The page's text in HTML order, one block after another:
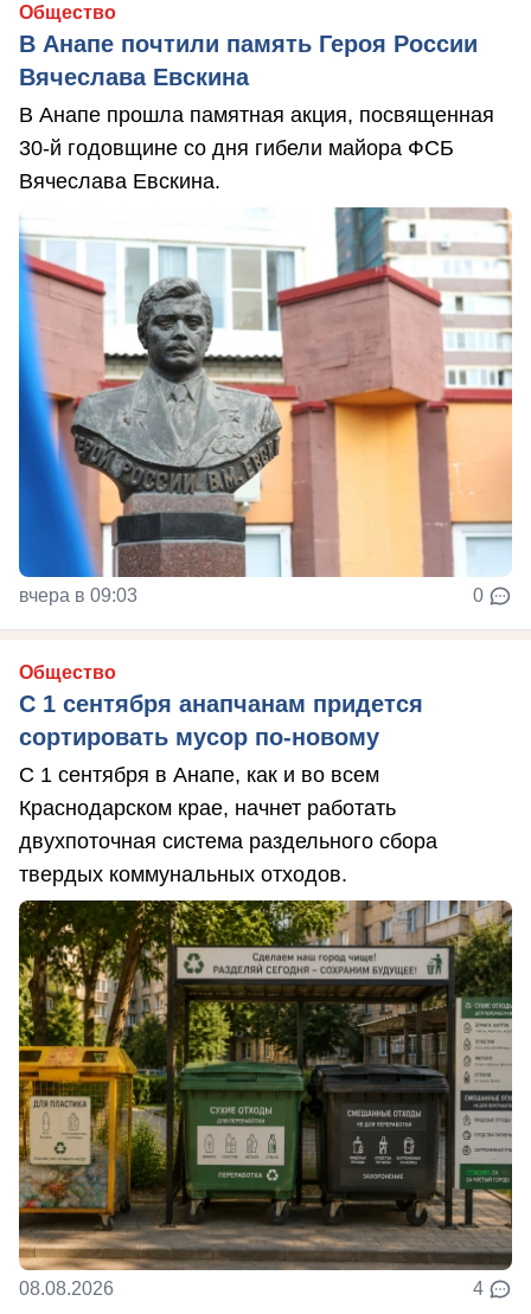
Общество
В Анапе почтили память Героя России
Вячеслава Евскина
В Анапе прошла памятная акция, посвященная
30-й годовщине со дня гибели майора ФСБ
Вячеслава Евскина.
вчера в 09:03 0
Общество
С 1 сентября анапчанам придется
сортировать мусор по-новому
С 1 сентября в Анапе, как и во всем
Краснодарском крае, начнет работать
двухпоточная система раздельного сбора
твердых коммунальных отходов.
08.08.2026 4